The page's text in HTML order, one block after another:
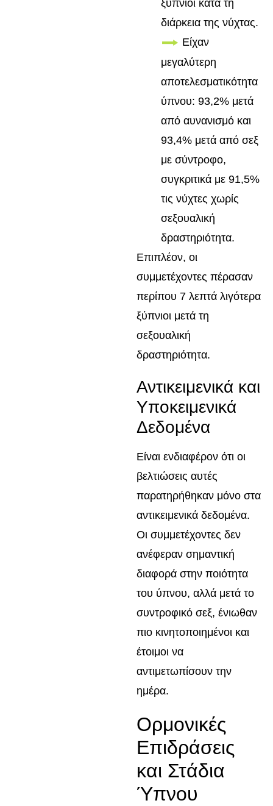
ξύπνιοι κατά τη
διάρκεια της νύχτας.
Είχαν
μεγαλύτερη
αποτελεσματικότητα
ύπνου: 93,2% μετά
από αυνανισμό και
93,4% μετά από σεξ
με σύντροφο,
συγκριτικά με 91,5%
τις νύχτες χωρίς
σεξουαλική
δραστηριότητα.
Επιπλέον, οι
συμμετέχοντες πέρασαν
περίπου 7 λεπτά λιγότερα
ξύπνιοι μετά τη
σεξουαλική
δραστηριότητα.
Αντικειμενικά και
Υποκειμενικά
Δεδομένα
Είναι ενδιαφέρον ότι οι
βελτιώσεις αυτές
παρατηρήθηκαν μόνο στα
αντικειμενικά δεδομένα.
Οι συμμετέχοντες δεν
ανέφεραν σημαντική
διαφορά στην ποιότητα
του ύπνου, αλλά μετά το
συντροφικό σεξ, ένιωθαν
πιο κινητοποιημένοι και
έτοιμοι να
αντιμετωπίσουν την
ημέρα.
Ορμονικές
Επιδράσεις
και Στάδια
Ύπνου